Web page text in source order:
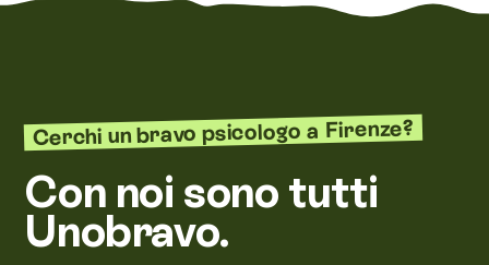
Cerchi un bravo psicologo a Firenze?
Con noi sono tutti
Unobravo.